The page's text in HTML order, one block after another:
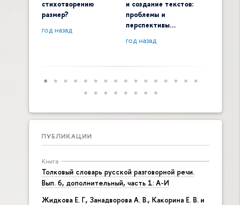
стихотворению
размер?
год назад
и создание текстов:
проблемы и
перспективы…
год назад
ПУБЛИКАЦИИ
Книга
Толковый словарь русской разговорной речи.
Вып. 6, дополнительный, часть 1: А-И
Жидкова Е. Г., Занадворова А. В., Какорина Е. В. и